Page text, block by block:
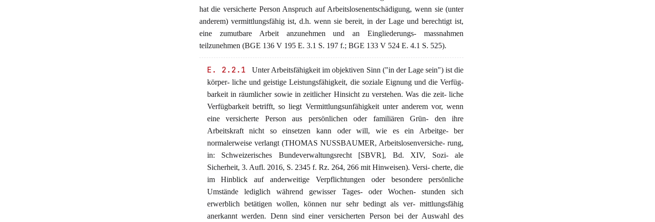
hat die versicherte Person Anspruch auf Arbeitslosenentschädigung, wenn sie (unter
anderem) vermittlungsfähig ist, d.h. wenn sie bereit, in der Lage und berechtigt ist,
eine zumutbare Arbeit anzunehmen und an Eingliederungs- massnahmen
teilzunehmen (BGE 136 V 195 E. 3.1 S. 197 f.; BGE 133 V 524 E. 4.1 S. 525).
E. 2.2.1
Unter Arbeitsfähigkeit im objektiven Sinn ("in der Lage sein") ist die
körper- liche und geistige Leistungsfähigkeit, die soziale Eignung und die Verfüg-
barkeit in räumlicher sowie in zeitlicher Hinsicht zu verstehen. Was die zeit- liche
Verfügbarkeit betrifft, so liegt Vermittlungsunfähigkeit unter anderem vor, wenn
eine versicherte Person aus persönlichen oder familiären Grün- den ihre
Arbeitskraft nicht so einsetzen kann oder will, wie es ein Arbeitge- ber
normalerweise verlangt (THOMAS NUSSBAUMER, Arbeitslosenversiche- rung,
in: Schweizerisches Bundeverwaltungsrecht [SBVR], Bd. XIV, Sozi- ale
Sicherheit, 3. Aufl. 2016, S. 2345 f. Rz. 264, 266 mit Hinweisen). Versi- cherte, die
im Hinblick auf anderweitige Verpflichtungen oder besondere persönliche
Umstände lediglich während gewisser Tages- oder Wochen- stunden sich
erwerblich betätigen wollen, können nur sehr bedingt als ver- mittlungsfähig
anerkannt werden. Denn sind einer versicherten Person bei der Auswahl des